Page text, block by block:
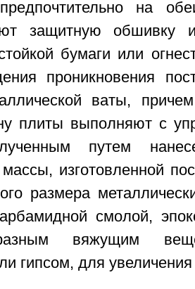
на
защитную обшивку
бумаги или
проникновения
ваты,
плиты выполняют с
путем
массы, изготовленной
размера
смолой,
вяжущим
гипсом, для увеличения